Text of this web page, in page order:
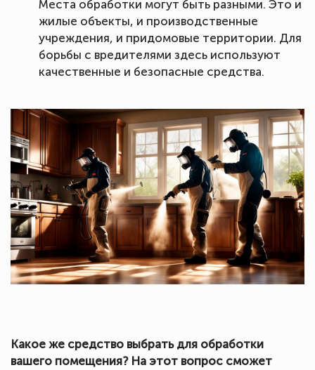
Места обработки могут быть разными. Это и
жилые объекты, и производственные
учреждения, и придомовые территории. Для
борьбы с вредителями здесь используют
качественные и безопасные средства.
Какое же средство выбрать для обработки
вашего помещения? На этот вопрос сможет